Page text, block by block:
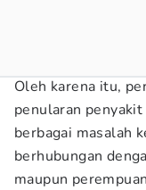
Oleh karena itu,
penularan
berbagai masalah
berhubungan
maupun